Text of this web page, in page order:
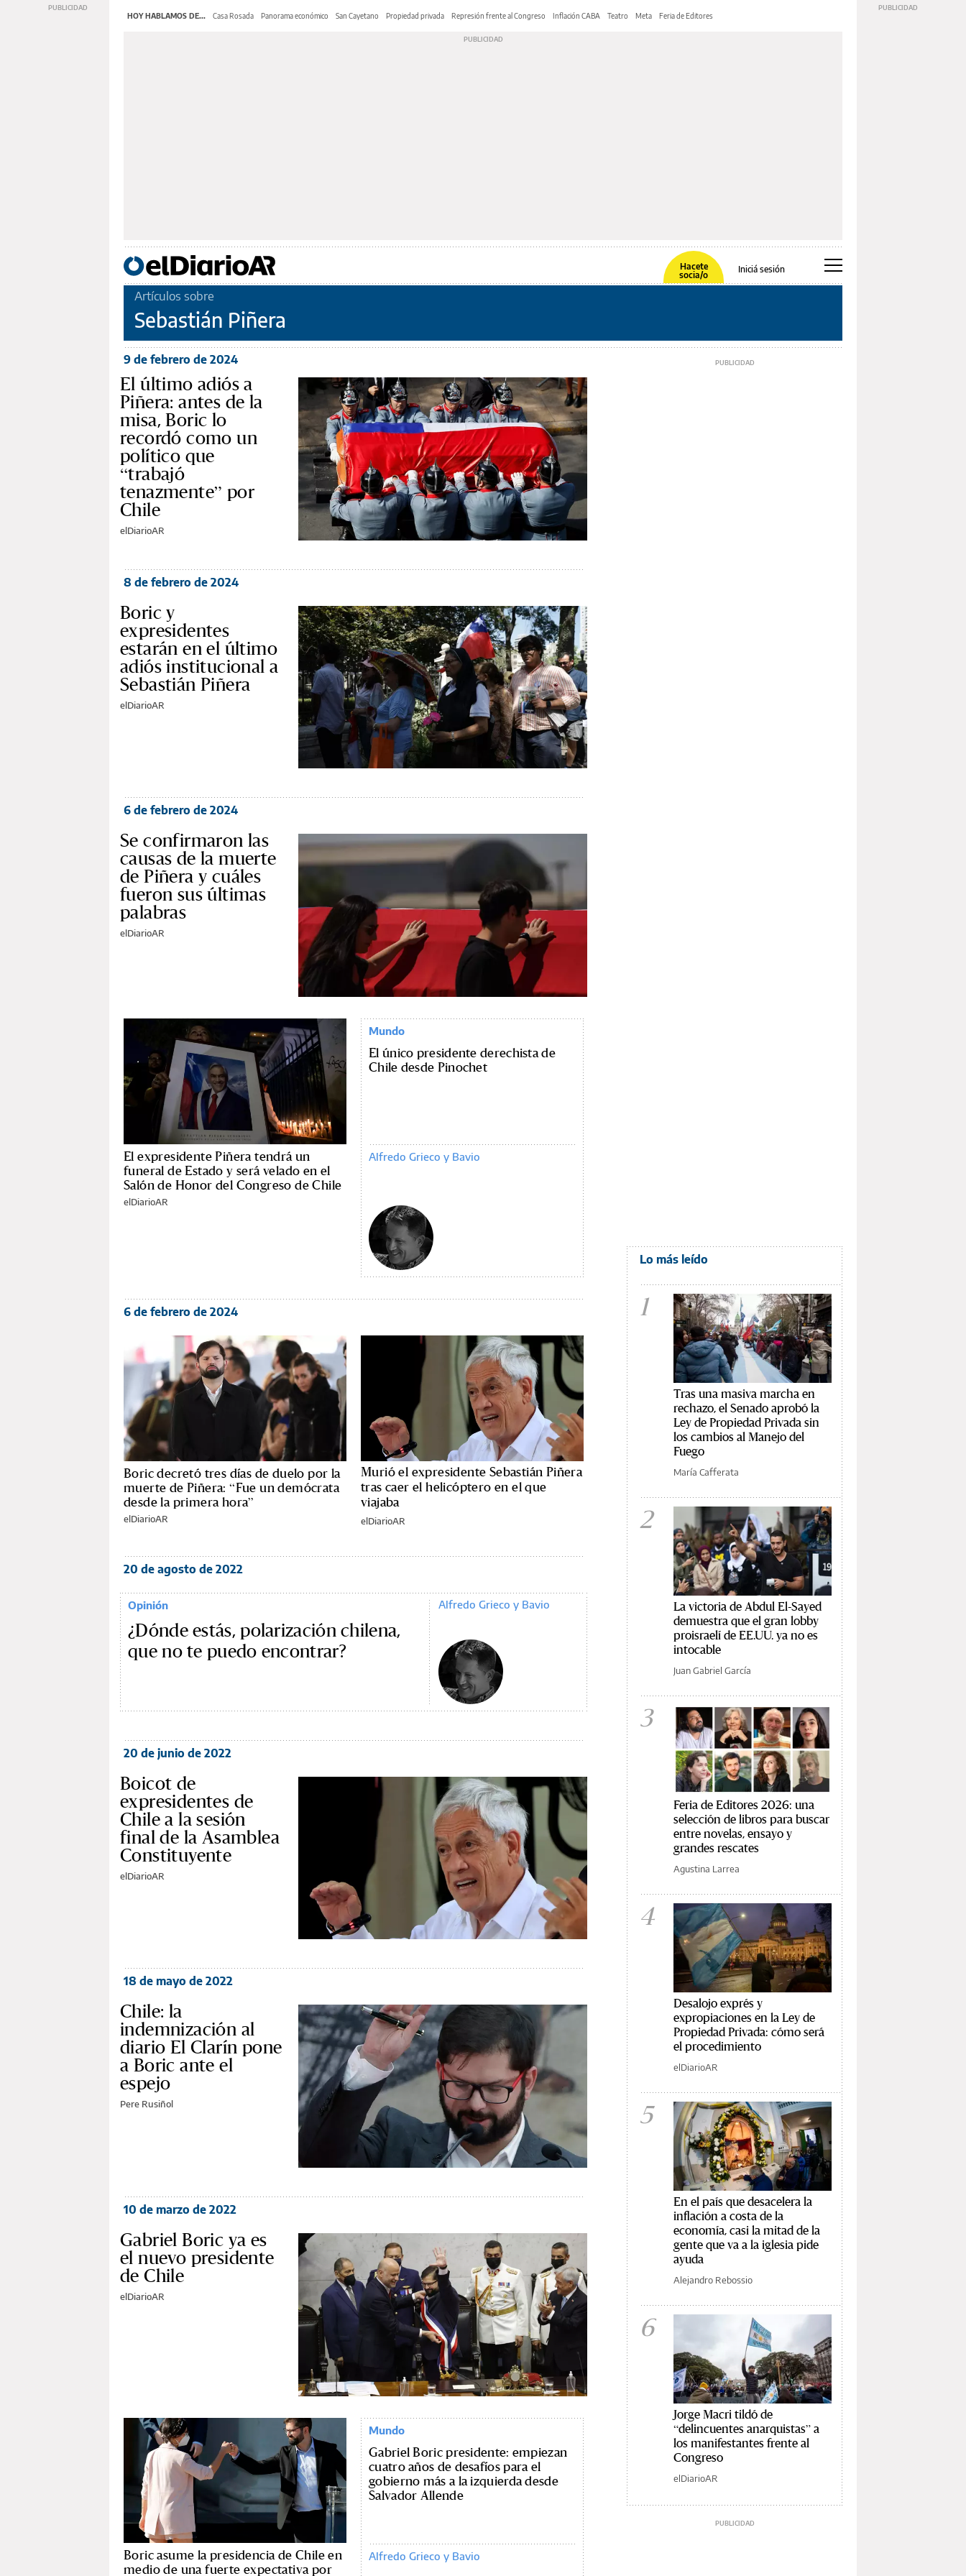
HOY HABLAMOS DE... Casa Rosada Panorama económico San Cayetano Propiedad privada Represión frente al Congreso Inflación CABA Teatro Meta Feria de Editores
Hacete
socia/o
Iniciá sesión
Artículos sobre
Sebastián Piñera
9 de febrero de 2024
El último adiós a
Piñera: antes de la
misa, Boric lo
recordó como un
político que
“trabajó
tenazmente” por
Chile
elDiarioAR
8 de febrero de 2024
Boric y
expresidentes
estarán en el último
adiós institucional a
Sebastián Piñera
elDiarioAR
6 de febrero de 2024
Se confirmaron las
causas de la muerte
de Piñera y cuáles
fueron sus últimas
palabras
elDiarioAR
El expresidente Piñera tendrá un
funeral de Estado y será velado en el
Salón de Honor del Congreso de Chile
elDiarioAR
Mundo
El único presidente derechista de
Chile desde Pinochet
Alfredo Grieco y Bavio
6 de febrero de 2024
Boric decretó tres días de duelo por la
muerte de Piñera: “Fue un demócrata
desde la primera hora”
elDiarioAR
Murió el expresidente Sebastián Piñera
tras caer el helicóptero en el que
viajaba
elDiarioAR
20 de agosto de 2022
Opinión
¿Dónde estás, polarización chilena,
que no te puedo encontrar?
Alfredo Grieco y Bavio
20 de junio de 2022
Boicot de
expresidentes de
Chile a la sesión
final de la Asamblea
Constituyente
elDiarioAR
18 de mayo de 2022
Chile: la
indemnización al
diario El Clarín pone
a Boric ante el
espejo
Pere Rusiñol
10 de marzo de 2022
Gabriel Boric ya es
el nuevo presidente
de Chile
elDiarioAR
Boric asume la presidencia de Chile en
medio de una fuerte expectativa por
Mundo
Gabriel Boric presidente: empiezan
cuatro años de desafíos para el
gobierno más a la izquierda desde
Salvador Allende
Alfredo Grieco y Bavio
Lo más leído
1
Tras una masiva marcha en
rechazo, el Senado aprobó la
Ley de Propiedad Privada sin
los cambios al Manejo del
Fuego
María Cafferata
2
La victoria de Abdul El-Sayed
demuestra que el gran lobby
proisraelí de EE.UU. ya no es
intocable
Juan Gabriel García
3
Feria de Editores 2026: una
selección de libros para buscar
entre novelas, ensayo y
grandes rescates
Agustina Larrea
4
Desalojo exprés y
expropiaciones en la Ley de
Propiedad Privada: cómo será
el procedimiento
elDiarioAR
5
En el país que desacelera la
inflación a costa de la
economía, casi la mitad de la
gente que va a la iglesia pide
ayuda
Alejandro Rebossio
6
Jorge Macri tildó de
“delincuentes anarquistas” a
los manifestantes frente al
Congreso
elDiarioAR